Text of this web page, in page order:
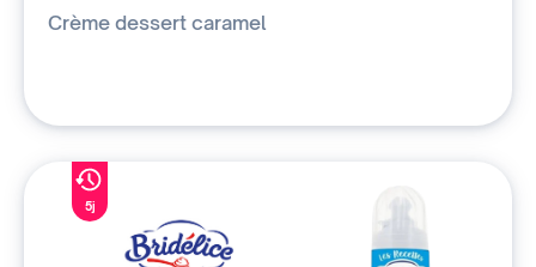
Crème dessert caramel
5j